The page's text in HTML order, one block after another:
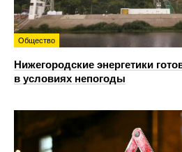
Общество
Нижегородские энергетики
в условиях непогоды